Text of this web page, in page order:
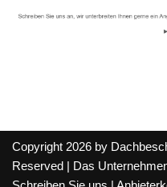
Copyright 2026 by
Reserved |
Das